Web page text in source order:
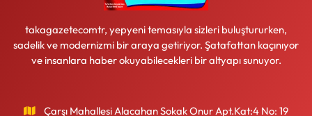
takagazetecomtr, yepyeni temasıyla sizleri buluştururken,
sadelik ve modernizmi bir araya getiriyor. Şatafattan kaçınıyor
ve insanlara haber okuyabilecekleri bir altyapı sunuyor.
Çarşı Mahallesi Alacahan Sokak Onur Apt.Kat:4 No: 19